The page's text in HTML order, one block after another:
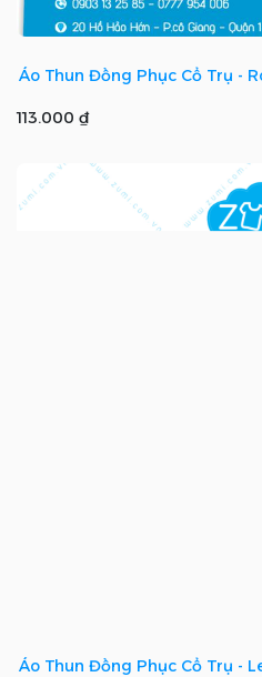
Áo Thun Đồng Phục Cổ Trụ -
113.000 ₫
Áo Thun Đồng Phục Cổ Trụ -